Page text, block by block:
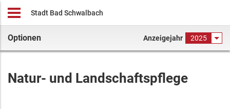
Stadt Bad Schwalbach
Optionen Anzeigejahr 2025
Natur- und Landschaftspflege